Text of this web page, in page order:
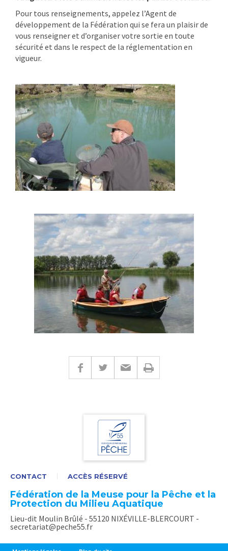
Pour tous renseignements, appelez l’Agent de
développement de la Fédération qui se fera un plaisir de
vous renseigner et d’organiser votre sortie en toute
sécurité et dans le respect de la réglementation en
vigueur.
CONTACT ACCÈS RÉSERVÉ
Fédération de la Meuse pour la Pêche et la
Protection du Milieu Aquatique
Lieu-dit Moulin Brûlé - 55120 NIXÉVILLE-BLERCOURT -
secretariat@peche55.fr